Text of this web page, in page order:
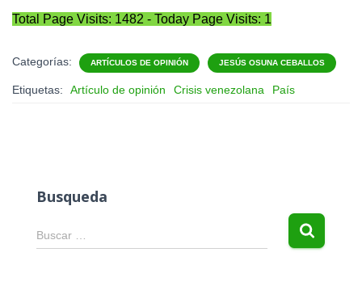
Total Page Visits: 1482 - Today Page Visits: 1
Categorías: ARTÍCULOS DE OPINIÓN JESÚS OSUNA CEBALLOS
Etiquetas: Artículo de opinión Crisis venezolana País
Busqueda
B
u
Buscar …